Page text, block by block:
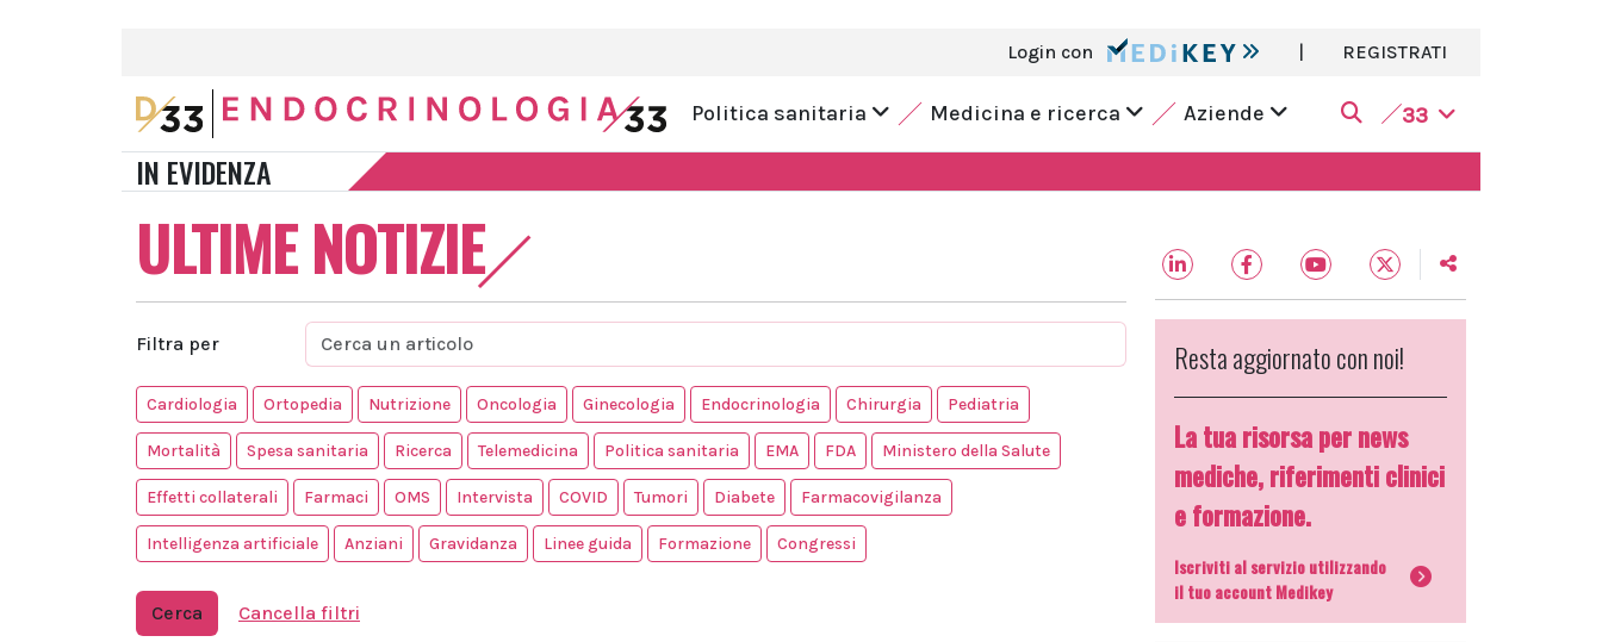
Login con | REGISTRATI
Politica sanitaria Medicina e ricerca Aziende 33
IN EVIDENZA
ULTIME NOTIZIE
Filtra per
Cardiologia Ortopedia Nutrizione Oncologia Ginecologia Endocrinologia Chirurgia Pediatria
Mortalità Spesa sanitaria Ricerca Telemedicina Politica sanitaria EMA FDA Ministero della Salute
Effetti collaterali Farmaci OMS Intervista COVID Tumori Diabete Farmacovigilanza
Intelligenza artificiale Anziani Gravidanza Linee guida Formazione Congressi
Cerca Cancella filtri
Resta aggiornato con noi!
La tua risorsa per news
mediche, riferimenti clinici
e formazione.
Iscriviti al servizio utilizzando
il tuo account Medikey